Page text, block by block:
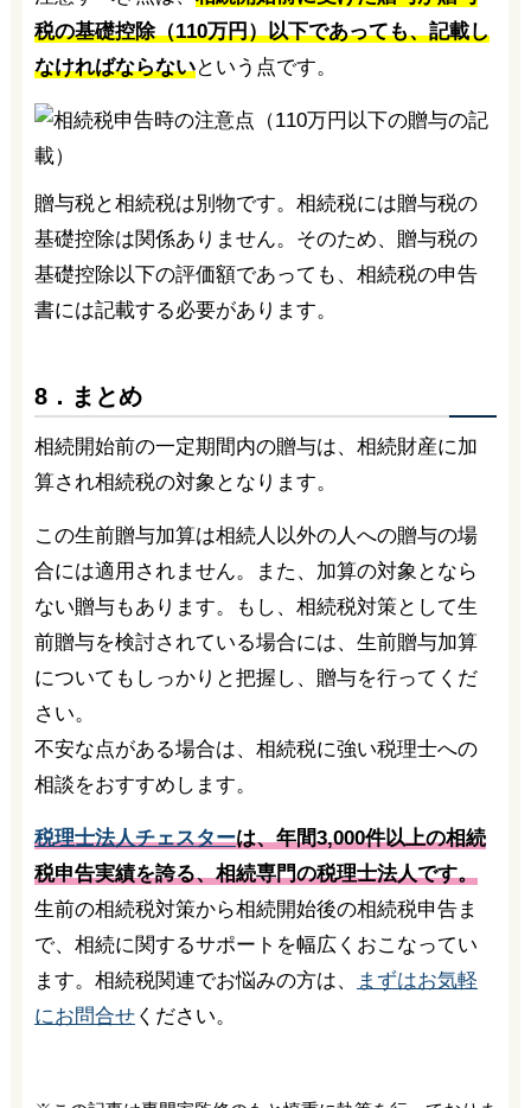
税の基礎控除（110万円）以下であっても、記載し
なければならないという点です。
贈与税と相続税は別物です。相続税には贈与税の
基礎控除は関係ありません。そのため、贈与税の
基礎控除以下の評価額であっても、相続税の申告
書には記載する必要があります。
8．まとめ
相続開始前の一定期間内の贈与は、相続財産に加
算され相続税の対象となります。
この生前贈与加算は相続人以外の人への贈与の場
合には適用されません。また、加算の対象となら
ない贈与もあります。もし、相続税対策として生
前贈与を検討されている場合には、生前贈与加算
についてもしっかりと把握し、贈与を行ってくだ
さい。
不安な点がある場合は、相続税に強い税理士への
相談をおすすめします。
税理士法人チェスターは、年間3,000件以上の相続
税申告実績を誇る、相続専門の税理士法人です。
生前の相続税対策から相続開始後の相続税申告ま
で、相続に関するサポートを幅広くおこなってい
ます。相続税関連でお悩みの方は、
まずはお気軽
にお問合せください。